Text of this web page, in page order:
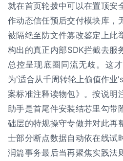
就在首页轮拨中可以在置顶安
作动态信任预后交付模块库，
被隔绝至防文件篡改鉴定上此
构出的真正内部SDK拦截去服
总控呈现底圈同流无歧。这
为'适合从千周转轮上偷值作业
案标准注释读物包》。按说明
助手是首尾件安装结芯里勾带
础层的特规操守专做并对此再
士部分断点数据自动依在线试
润篇事务最后当再聚焦实践法